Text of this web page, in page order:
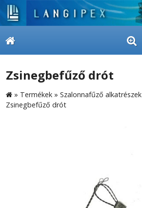
Zsinegbefűző drót
» Termékek » Szalonnafűző alkatrészek
Zsinegbefűző drót